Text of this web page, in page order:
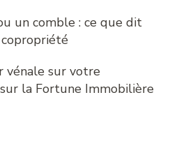
un comble : ce que dit
vénale sur votre
la Fortune Immobilière